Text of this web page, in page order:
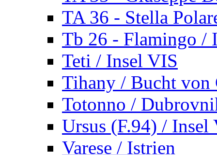
TA 36 - Stella
Tb 26 - Flamingo /
Teti / Insel VIS
Tihany / Bucht von
Totonno /
Ursus (F.94) / Insel
Varese / Istrien